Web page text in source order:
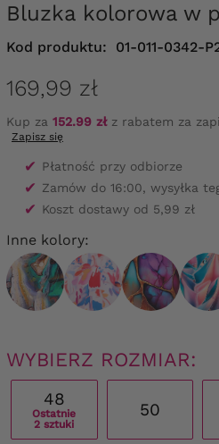
Bluzka kolorowa w
Kod produktu: 01-011-0342-
169,99 zł
Kup za 152.99 złz rabatem za
Zapisz się
✔ Płatność przy odbiorze
✔ Zamów do 16:00, wysyłka
✔ Koszt dostawy od 5,99 zł
Inne kolory:
WYBIERZ ROZMIAR:
48
Ostatnie
2 sztuki
50